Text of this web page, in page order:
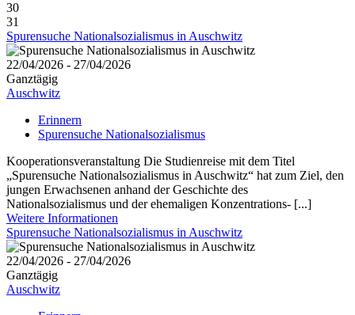
30
31
Spurensuche Nationalsozialismus in Auschwitz
22/04/2026 - 27/04/2026
Ganztägig
Auschwitz
Erinnern
Spurensuche Nationalsozialismus
Kooperationsveranstaltung Die Studienreise mit dem Titel
„Spurensuche Nationalsozialismus in Auschwitz“ hat zum Ziel, den
jungen Erwachsenen anhand der Geschichte des
Nationalsozialismus und der ehemaligen Konzentrations- [...]
Weitere Informationen
Spurensuche Nationalsozialismus in Auschwitz
22/04/2026 - 27/04/2026
Ganztägig
Auschwitz